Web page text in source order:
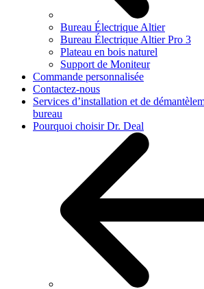
Bureau Électrique Altier
Bureau Électrique Altier Pro 3
Plateau en bois naturel
Support de Moniteur
Commande personnalisée
Contactez-nous
Services d’installation et de
bureau
Pourquoi choisir Dr. Deal